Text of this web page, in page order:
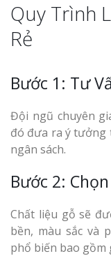
Quy Trình
Rẻ
Bước 1: Tư
Đội ngũ chuyên
đó đưa ra ý tưởng
ngân sách.
Bước 2:
Chất liệu gỗ sẽ
bền, màu sắc và
phổ biến bao gồm